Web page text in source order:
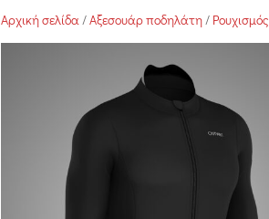
Αρχική σελίδα/Αξεσουάρ ποδηλάτη/ Ρουχισμός